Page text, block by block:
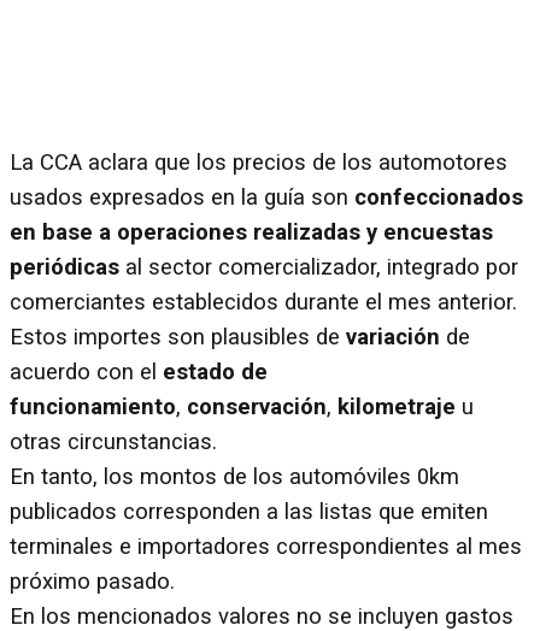
La CCA aclara que los precios de los automotores
usados expresados en la guía son confeccionados
en base a operaciones realizadas y encuestas
periódicas al sector comercializador, integrado por
comerciantes establecidos durante el mes anterior.
Estos importes son plausibles de variación de
acuerdo con el estado de
funcionamiento, conservación, kilometraje u
otras circunstancias.
En tanto, los montos de los automóviles 0km
publicados corresponden a las listas que emiten
terminales e importadores correspondientes al mes
próximo pasado.
En los mencionados valores no se incluyen gastos